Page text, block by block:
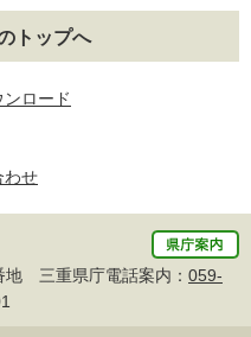
トップへ
ロード
わせ
三重県庁電話案内： 059-